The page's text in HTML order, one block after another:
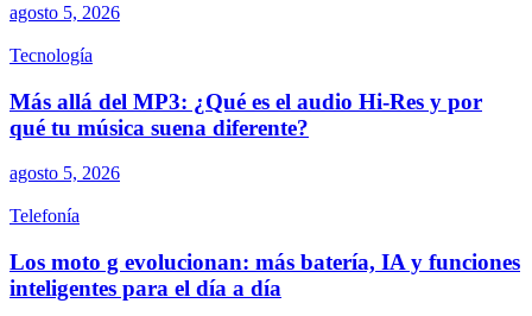
agosto 5, 2026
Tecnología
Más allá del MP3: ¿Qué es el audio Hi-Res y por
qué tu música suena diferente?
agosto 5, 2026
Telefonía
Los moto g evolucionan: más batería, IA y funciones
inteligentes para el día a día